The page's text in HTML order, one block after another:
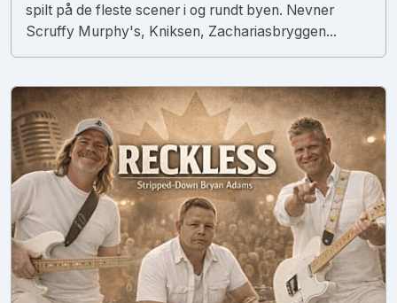
spilt på de fleste scener i og rundt byen. Nevner
Scruffy Murphy's, Kniksen, Zachariasbryggen...